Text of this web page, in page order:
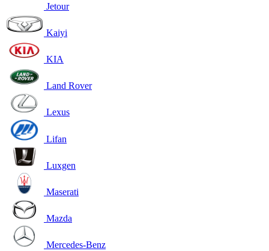
Jetour
Kaiyi
KIA
Land Rover
Lexus
Lifan
Luxgen
Maserati
Mazda
Mercedes-Benz